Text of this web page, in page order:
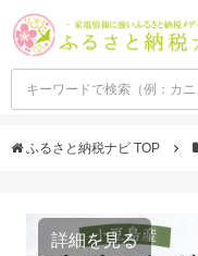
ふるさと納税ナビ TOP
詳細を見る